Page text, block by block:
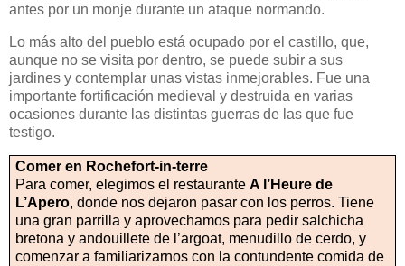
antes por un monje durante un ataque normando.
Lo más alto del pueblo está ocupado por el castillo, que,
aunque no se visita por dentro, se puede subir a sus
jardines y contemplar unas vistas inmejorables. Fue una
importante fortificación medieval y destruida en varias
ocasiones durante las distintas guerras de las que fue
testigo.
Comer en Rochefort-in-terre
Para comer, elegimos el restaurante A l’Heure de
L’Apero, donde nos dejaron pasar con los perros. Tiene
una gran parrilla y aprovechamos para pedir salchicha
bretona y andouillete de l’argoat, menudillo de cerdo, y
comenzar a familiarizarnos con la contundente comida de